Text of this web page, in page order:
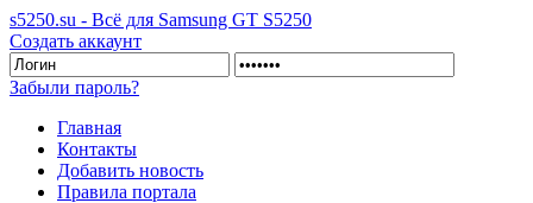
s5250.su - Всё для Samsung GT S5250
Создать аккаунт
Забыли пароль?
Главная
Контакты
Добавить новость
Правила портала